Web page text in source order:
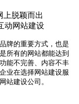
上脱颖而出
动网站建设
牌的重要方式，也是
所有的网站都能达到
能不完善、内容不丰
业在选择网站建设服
站建设公司。